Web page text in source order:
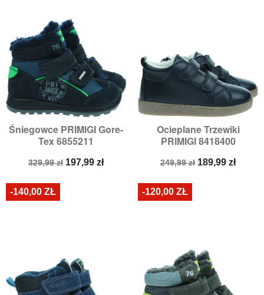
Śniegowce PRIMIGI Gore-
Tex 6855211
Cena
329,99 zł Cena
197,99 zł
Ocieplane Trzewiki
PRIMIGI 8418400
Cena
249,99 zł Cena
189,99 zł
-140,00 ZŁ -120,00 ZŁ